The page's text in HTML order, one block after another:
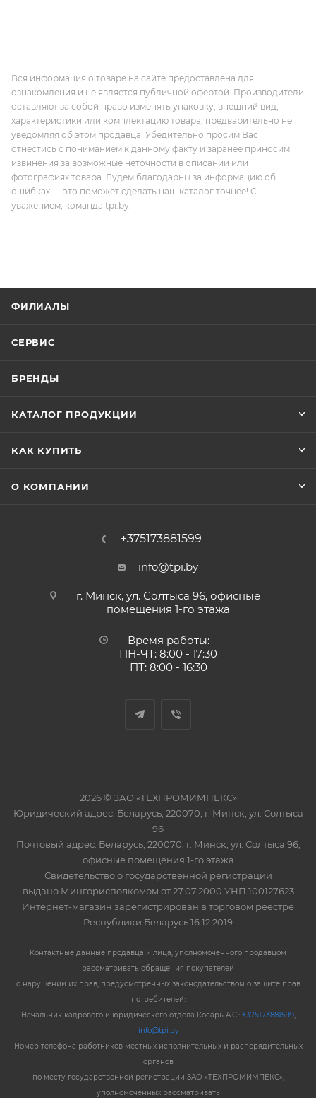
Вся информация о товаре на сайте предоставлена для
ознакомления и не является публичной офертой. Производители
оставляют за собой право изменять упаковку, внешний вид,
характеристики или комплектацию товара, предварительно не
уведомляя об этом продавца. Убедительно просим Вас
отнестись с пониманием к данному факту и заранее приносим
извинения за возможные неточности в описании или
фотографиях товара. Будем благодарны за информацию об
ошибках — это поможет сделать наш каталог точнее! С
уважением, команда tpi.by.
ФИЛИАЛЫ
СЕРВИС
БРЕНДЫ
КАТАЛОГ ПРОДУКЦИИ
КАК КУПИТЬ
О КОМПАНИИ
+375173881599
info@tpi.by
г. Минск, ул. Солтыса 96, офисные
помещения 1-го этажа
Время работы:
ПН-ЧТ: 8:00 - 17:30
ПТ: 8:00 - 16:30
2026 © ЗАО «ТЕХПРОМИМПЕКС»
Юридический адрес: Беларусь, 220070, г. Минск, ул. Солтыса
96
Почтовый адрес: Беларусь, 220070, г. Минск, ул. Солтыса 96,
офисные помещения 1-го этажа
Свидетельство о государственной регистрации
выдано Мингорисполкомом от 27.07.2000 УНП 100127623
Интернет-магазин зарегистрирован в торговом реестре
Республики Беларусь 16.12.2019
Контактные данные продавца и лица, уполномоченного продавцом
рассматривать обращения покупателей
о нарушении их прав, предусмотренных законодательством о защите прав
потребителей:
Начальник кадрового и юридического отдела Косарь А.С.: +375173881599,
info@tpi.by
Номер телефона работников местных исполнительных и распорядительных
органов
по месту государственной регистрации ЗАО «ТЕХПРОМИМПЕКС»,
уполномоченных рассматривать